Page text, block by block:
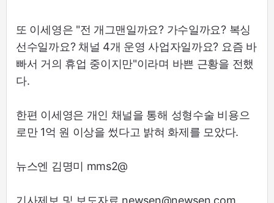
또 이세영은 "전 개그맨일까요? 가수일까요? 복싱
선수일까요? 채널 4개 운영 사업자일까요? 요즘 바
빠서 거의 휴업 중이지만"이라며 바쁜 근황을 전했
다.
한편 이세영은 개인 채널을 통해 성형수술 비용으
로만 1억 원 이상을 썼다고 밝혀 화제를 모았다.
뉴스엔 김명미 mms2@